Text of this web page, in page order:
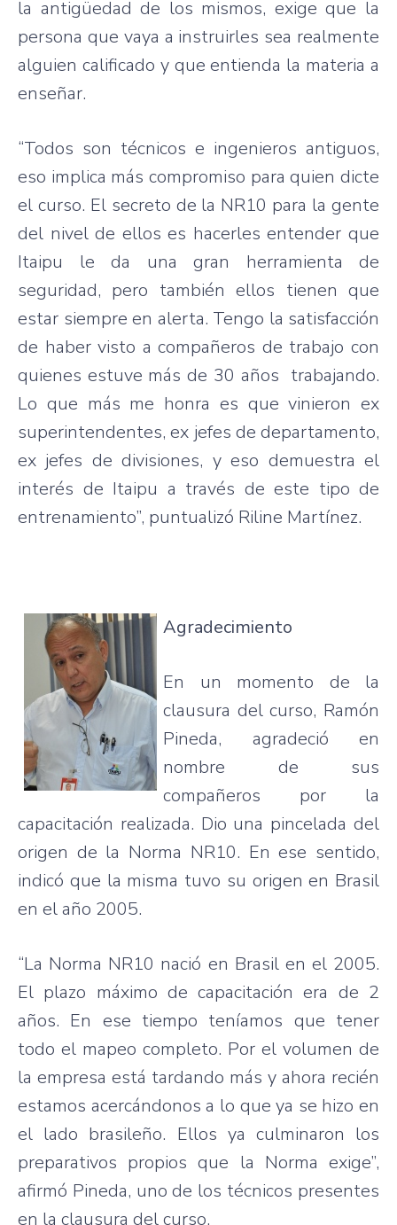
la antigüedad de los mismos, exige que la
persona que vaya a instruirles sea realmente
alguien calificado y que entienda la materia a
enseñar.
“Todos son técnicos e ingenieros antiguos,
eso implica más compromiso para quien dicte
el curso. El secreto de la NR10 para la gente
del nivel de ellos es hacerles entender que
Itaipu le da una gran herramienta de
seguridad, pero también ellos tienen que
estar siempre en alerta. Tengo la satisfacción
de haber visto a compañeros de trabajo con
quienes estuve más de 30 años trabajando.
Lo que más me honra es que vinieron ex
superintendentes, ex jefes de departamento,
ex jefes de divisiones, y eso demuestra el
interés de Itaipu a través de este tipo de
entrenamiento”, puntualizó Riline Martínez.
Agradecimiento
En un momento de la
clausura del curso, Ramón
Pineda, agradeció en
nombre de sus
compañeros por la
capacitación realizada. Dio una pincelada del
origen de la Norma NR10. En ese sentido,
indicó que la misma tuvo su origen en Brasil
en el año 2005.
“La Norma NR10 nació en Brasil en el 2005.
El plazo máximo de capacitación era de 2
años. En ese tiempo teníamos que tener
todo el mapeo completo. Por el volumen de
la empresa está tardando más y ahora recién
estamos acercándonos a lo que ya se hizo en
el lado brasileño. Ellos ya culminaron los
preparativos propios que la Norma exige”,
afirmó Pineda, uno de los técnicos presentes
en la clausura del curso.